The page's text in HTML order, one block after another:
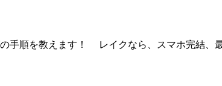
手順を教えます！ レイクなら、スマホ完結、